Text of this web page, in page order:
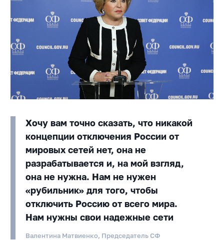
Хочу вам точно сказать, что никакой
концепции отключения России от
мировых сетей нет, она не
разрабатывается и, на мой взгляд,
она не нужна. Нам не нужен
«рубильник» для того, чтобы
отключить Россию от всего мира.
Нам нужны свои надежные сети
Валентина Матвиенко, Председатель СФ